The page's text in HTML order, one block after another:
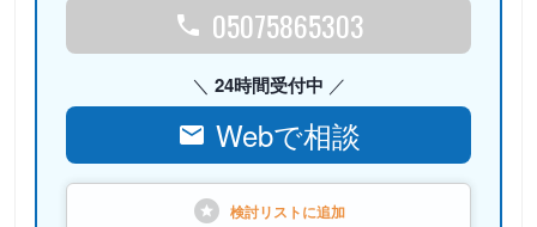
05075865303
24時間受付中
Webで相談
検討リストに追加